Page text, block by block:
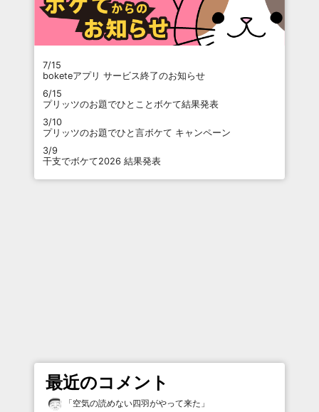
7/15
boketeアプリ サービス終了のお知らせ
6/15
プリッツのお題でひとことボケて結果発表
3/10
プリッツのお題でひと言ボケて キャンペーン
3/9
干支でボケて2026 結果発表
最近のコメント
「空気の読めない四羽がやって来た 」